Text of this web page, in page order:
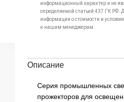
информационный характер и не
определяемой статьей 437 ГК РФ.
информации о стоимости и
к нашим менеджерам.
Описание
Серия промышленных
прожекторов для